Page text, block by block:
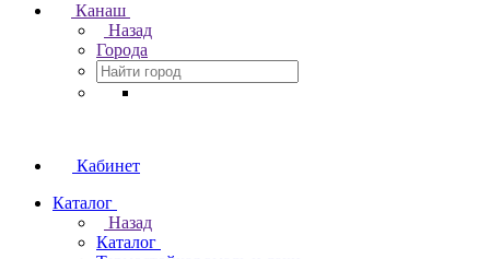
Канаш
Назад
Города
Кабинет
Каталог
Назад
Каталог